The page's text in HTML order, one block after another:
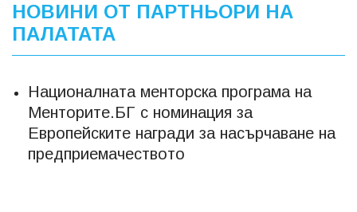
НОВИНИ ОТ ПАРТНЬОРИ НА
ПАЛАТАТА
Националната менторска програма на
Менторите.БГ с номинация за
Европейските награди за насърчаване на
предприемачеството